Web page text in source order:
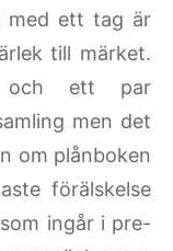
med ett tag är
till märket.
och ett par
men det
om plånboken
förälskelse
ingår i pre-